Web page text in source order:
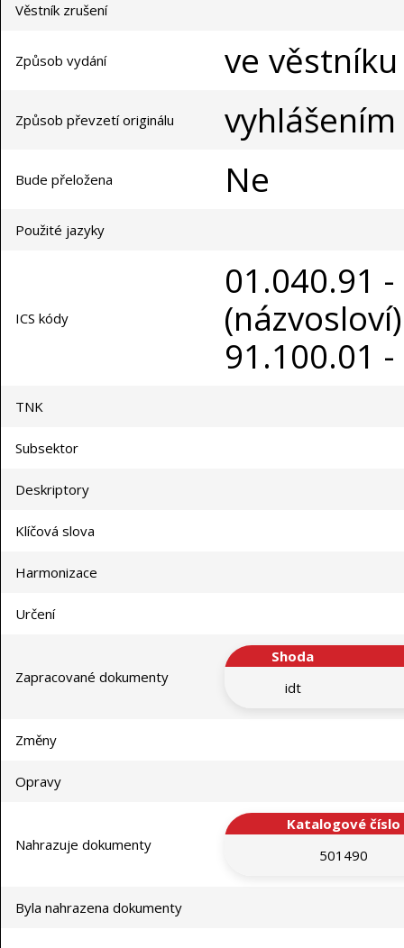
Věstník zrušení
Způsob vydání ve věstníku
Způsob převzetí originálu vyhlášením
Bude přeložena Ne
Použité jazyky
ICS kódy
01.040.91
(názvosloví)
91.100.01
TNK
Subsektor
Deskriptory
Klíčová slova
Harmonizace
Určení
Zapracované dokumenty
Shoda
idt
Změny
Opravy
Nahrazuje dokumenty
Katalogové číslo
501490
Byla nahrazena dokumenty